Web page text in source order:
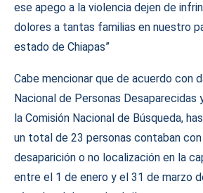
ese apego a la violencia dejen de
dolores a tantas familias en nuestro
estado de Chiapas”
Cabe mencionar que de acuerdo con
Nacional de Personas Desaparecidas
la Comisión Nacional de Búsqueda,
un total de 23 personas contaban
desaparición o no localización en la
entre el 1 de enero y el 31 de marzo